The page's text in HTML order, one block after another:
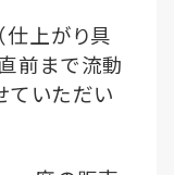
仕上がり具
前まで流動
ていただい